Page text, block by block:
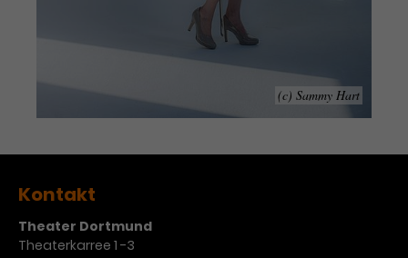
verschiedene Websites hinweg.
(c) Sammy Hart
Kontakt
Theater Dortmund
Theaterkarree 1 -3